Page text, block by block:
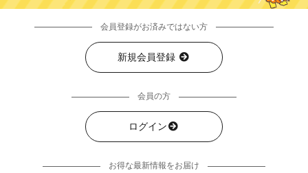
会員登録がお済みではない方
新規会員登録
会員の方
ログイン
お得な最新情報をお届け